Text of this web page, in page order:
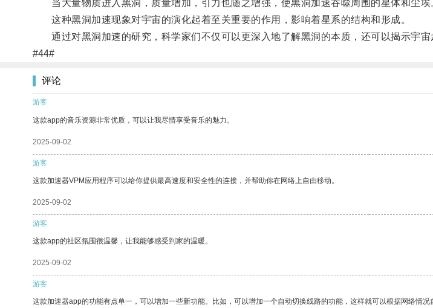
当大量物质进入黑洞，质量增加，引力也随之增强，使黑洞加速吞噬周围的星体和尘埃
这种黑洞加速现象对宇宙的演化起着至关重要的作用，影响着星系的结构和形成。
通过对黑洞加速的研究，科学家们不仅可以更深入地了解黑洞的本质，还可以揭示宇宙
#44#
评论
游客
这款app的音乐资源非常优质，可以让我尽情享受音乐的魅力。
2025-09-02
游客
这款加速器VPM应用程序可以给你提供最高速度和安全性的连接，并帮助你在网络上自由移动。
2025-09-02
游客
这款app的社区氛围很温馨，让我能够感受到家的温暖。
2025-09-02
游客
这款加速器app的功能有点单一，可以增加一些新功能。比如，可以增加一个自动切换线路的功能，这样就可以根据网络情况